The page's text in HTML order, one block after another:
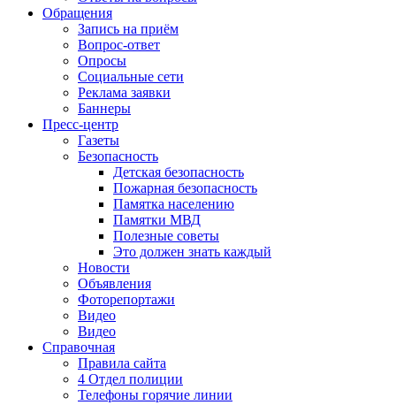
Обращения
Запись на приём
Вопрос-ответ
Опросы
Социальные сети
Реклама заявки
Баннеры
Пресс-центр
Газеты
Безопасность
Детская безопасность
Пожарная безопасность
Памятка населению
Памятки МВД
Полезные советы
Это должен знать каждый
Новости
Объявления
Фоторепортажи
Видео
Видео
Справочная
Правила сайта
4 Отдел полиции
Телефоны горячие линии